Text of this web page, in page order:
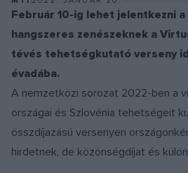
Február 10-ig lehet jelentkezni a
hangszeres zenészeknek a
tévés tehetségkutató verseny
évadába.
A nemzetközi sorozat 2022-ben a
országai és Szlovénia tehetségeit
összdíjazású versenyen
hirdetnek, de közönségdíjat és